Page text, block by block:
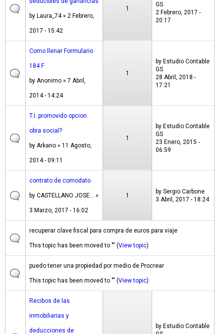
by Laura_74» 2 Febrero,
2017 - 15:42
1
GS
2 Febrero, 2017 -
20:17
Como llenar Formulario
184 F
by Anonimo » 7 Abril,
2014 - 14:24
1
by Estudio Contable
GS
28 Abril, 2018 -
17:21
T.I. promovido opcion
obra social?
by Arkano » 11 Agosto,
2014 - 09:11
1
by Estudio Contable
GS
23 Enero, 2015 -
06:59
contrato de comodato
by CASTELLANO JOSE... »
3 Marzo, 2017 - 16:02
1
by Sergio Carbone
3 Abril, 2017 - 18:24
recuperar clave fiscal para compra de euros para viaje
This topic has been moved to "" (View topic)
puedo tener una propiedad por medio de Procrear
This topic has been moved to "" (View topic)
Recibos de las
inmobiliarias y
deducciones de
by Estudio Contable